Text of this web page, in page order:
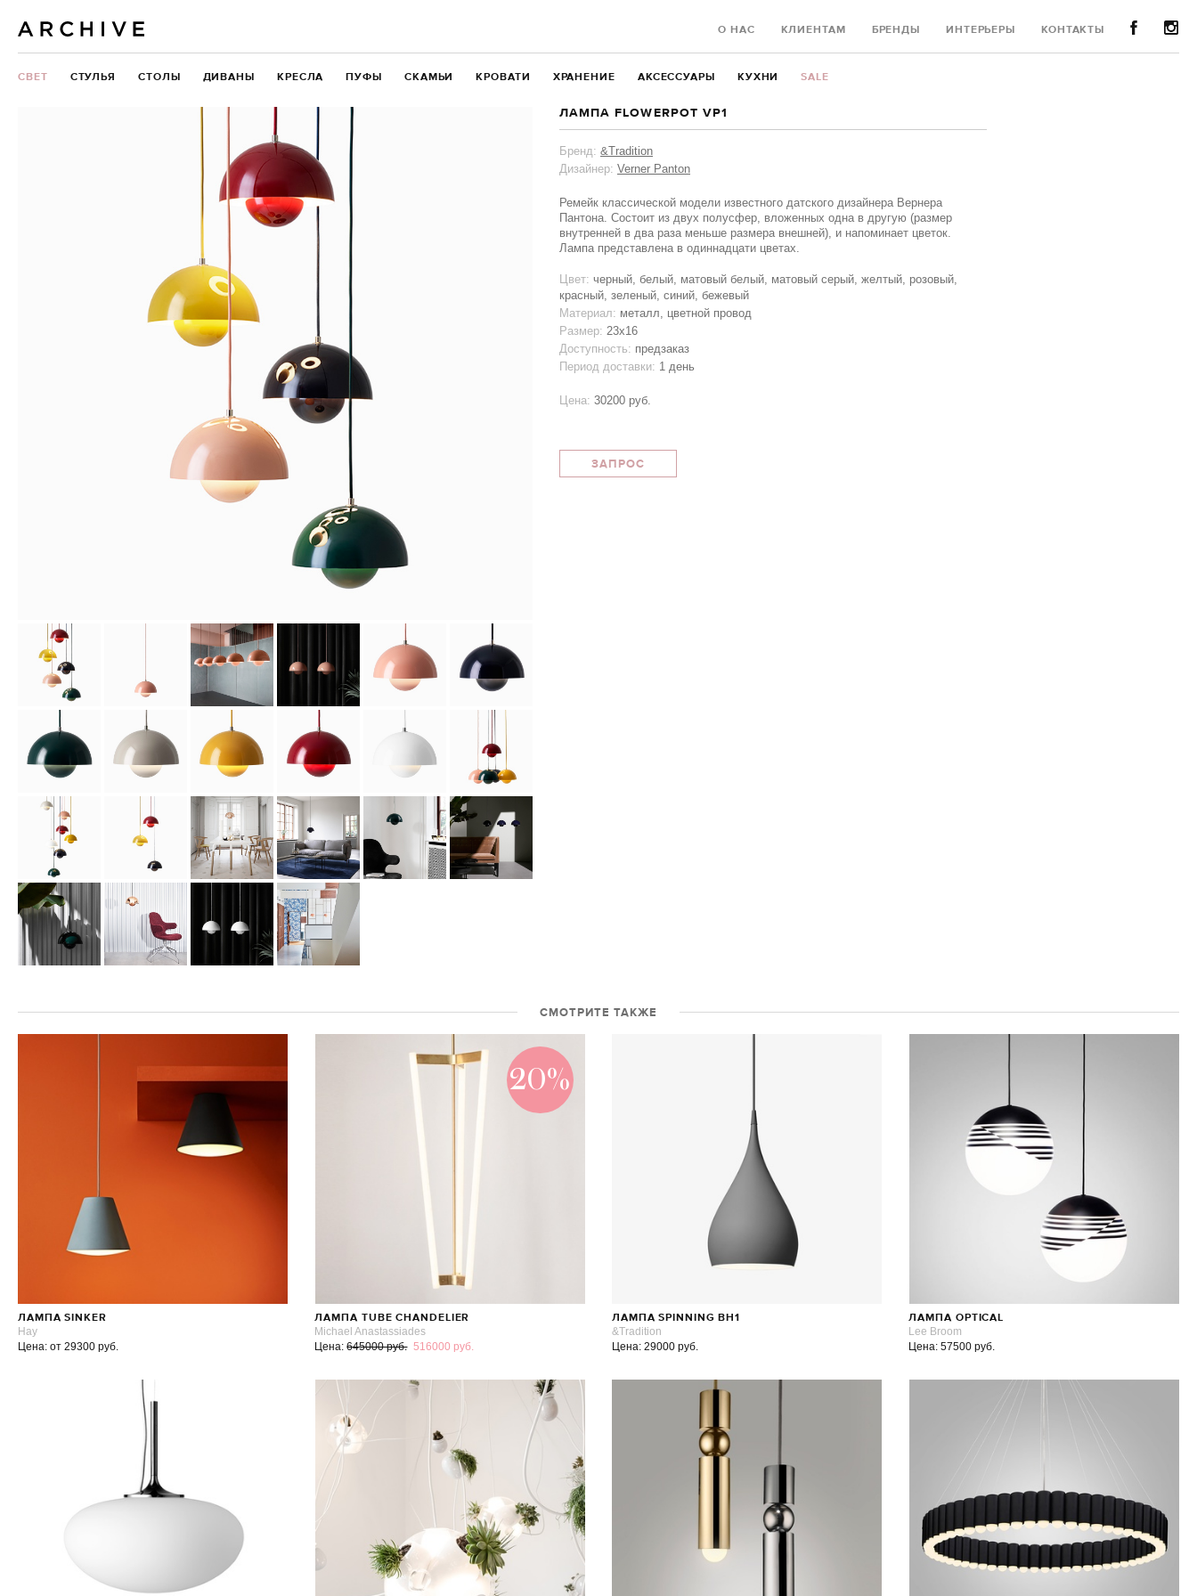
СВЕТ СТУЛЬЯ СТОЛЫ ДИВАНЫ КРЕСЛА ПУФЫ СКАМЬИ КРОВАТИ ХРАНЕНИЕ АКСЕССУАРЫ КУХНИ SALE
О НАС КЛИЕНТАМ БРЕНДЫ ИНТЕРЬЕРЫ КОНТАКТЫ
ЛАМПА FLOWERPOT VP1
Бренд: &Tradition
Дизайнер: Verner Panton
Ремейк классической модели известного датского дизайнера Вернера
Пантона. Состоит из двух полусфер, вложенных одна в другую (размер
внутренней в два раза меньше размера внешней), и напоминает цветок.
Лампа представлена в одиннадцати цветах.
Цвет: черный, белый, матовый белый, матовый серый, желтый, розовый,
красный, зеленый, синий, бежевый
Материал: металл, цветной провод
Размер: 23x16
Доступность: предзаказ
Период доставки: 1 день
Цена: 30200 руб.
ЗАПРОС
СМОТРИТЕ ТАКЖЕ
ЛАМПА SINKER
Hay
Цена: от 29300 руб.
20%
ЛАМПА TUBE CHANDELIER
Michael Anastassiades
Цена:645000 руб. 516000 руб.
ЛАМПА SPINNING BH1
&Tradition
Цена: 29000 руб.
ЛАМПА OPTICAL
Lee Broom
Цена: 57500 руб.